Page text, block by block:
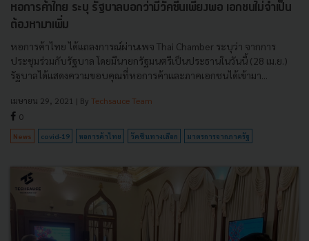
หอการค้าไทย ระบุ รัฐบาลบอกว่ามีวัคซีนเพียงพอ เอกชนไม่จำเป็น
ต้องหามาเพิ่ม
หอการค้าไทย ได้แถลงการณ์ผ่านเพจ Thai Chamber ระบุว่า จากการ
ประชุมร่วมกับรัฐบาล โดยมีนายกรัฐมนตรีเป็นประธานในวันนี้ (28 เม.ย.)
รัฐบาลได้แสดงความขอบคุณที่หอการค้าและภาคเอกชนได้เข้ามา...
เมษายน 29, 2021 | By Techsauce Team
0
News covid-19 หอการค้าไทย วัคซีนทางเลือก มาตรการจากภาครัฐ